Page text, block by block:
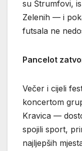
su Štrumfovi,
Zelenih — i
futsala ne
Pancelot
Večer i cijeli
koncertom
Kravica —
spojili sport,
najljepših